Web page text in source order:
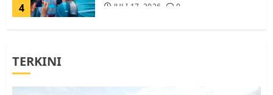
4 JULI 17, 2026 0
TERKINI